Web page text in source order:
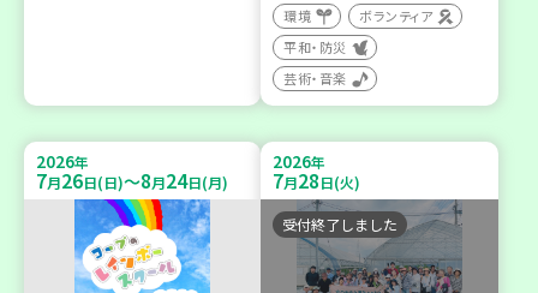
環境
ボランティア
平和・防災
芸術・音楽
2026年
7月26日(日)～8月24日(月)
2026年
7月28日(火)
受付終了しました